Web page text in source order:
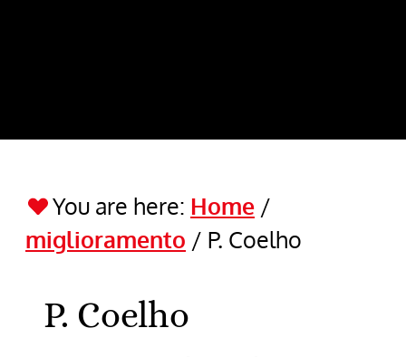
You are here: Home /
miglioramento / P. Coelho
P. Coelho